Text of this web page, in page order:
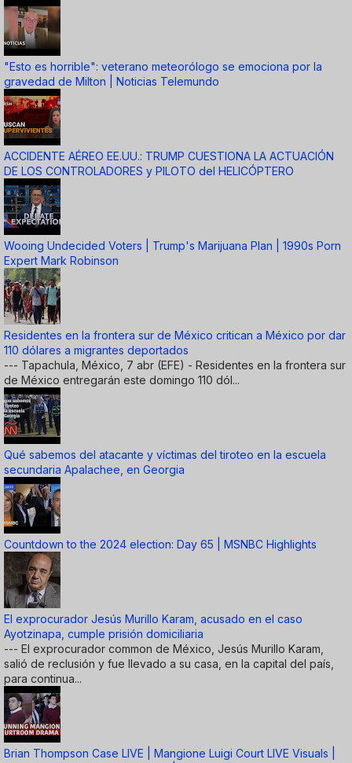
"Esto es horrible": veterano meteorólogo se emociona por la
gravedad de Milton | Noticias Telemundo
ACCIDENTE AÉREO EE.UU.: TRUMP CUESTIONA LA ACTUACIÓN
DE LOS CONTROLADORES y PILOTO del HELICÓPTERO
Wooing Undecided Voters | Trump's Marijuana Plan | 1990s Porn
Expert Mark Robinson
Residentes en la frontera sur de México critican a México por dar
110 dólares a migrantes deportados
--- Tapachula, México, 7 abr (EFE) - Residentes en la frontera sur
de México entregarán este domingo 110 dól...
Qué sabemos del atacante y víctimas del tiroteo en la escuela
secundaria Apalachee, en Georgia
Countdown to the 2024 election: Day 65 | MSNBC Highlights
El exprocurador Jesús Murillo Karam, acusado en el caso
Ayotzinapa, cumple prisión domiciliaria
--- El exprocurador common de México, Jesús Murillo Karam,
salió de reclusión y fue llevado a su casa, en la capital del país,
para continua...
Brian Thompson Case LIVE | Mangione Luigi Court LIVE Visuals |